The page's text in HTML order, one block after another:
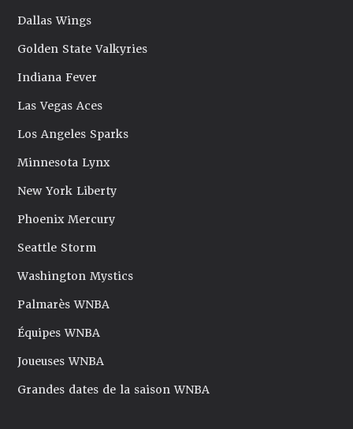
Dallas Wings
Golden State Valkyries
Indiana Fever
Las Vegas Aces
Los Angeles Sparks
Minnesota Lynx
New York Liberty
Phoenix Mercury
Seattle Storm
Washington Mystics
Palmarès WNBA
Équipes WNBA
Joueuses WNBA
Grandes dates de la saison WNBA